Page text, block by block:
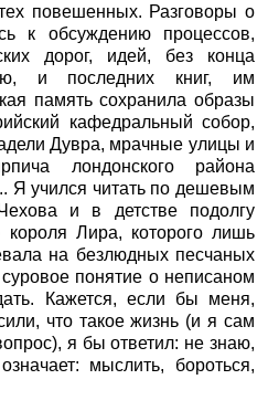
повешенных. Разговоры о
к обсуждению процессов,
дорог, идей, без конца
и последних книг, им
память сохранила образы
кафедральный собор,
Дувра, мрачные улицы и
лондонского района
Я учился читать по дешевым
и в детстве подолгу
короля Лира, которого лишь
на безлюдных песчаных
понятие о неписаном
Кажется, если бы меня,
что такое жизнь (и я сам
я бы ответил: не знаю,
мыслить, бороться,